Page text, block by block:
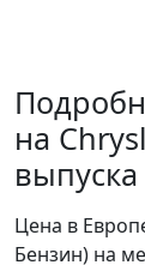
на
выпуска
Цена в
Бензин) на